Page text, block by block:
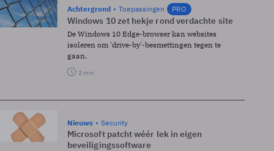
Achtergrond Toepassingen PRO
Windows 10 zet hekje rond verdachte site
De Windows 10 Edge-browser kan websites
isoleren om 'drive-by'-besmettingen tegen te
gaan.
2 min
Nieuws Security
Microsoft patcht wéér lek in eigen
beveiligingssoftware